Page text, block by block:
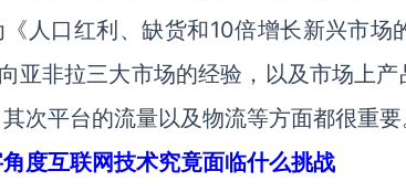
人口红利、缺货和10倍增长新兴市场
亚非拉三大市场的经验，以及市场上
次平台的流量以及物流等方面都很重要
度互联网技术究竟面临什么挑战